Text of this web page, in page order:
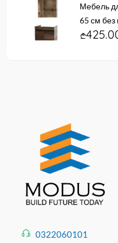
Мебель
65 см без
0322060101